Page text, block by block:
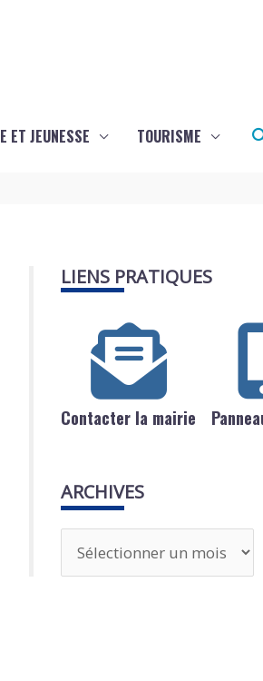
ET JEUNESSE TOURISME
LIENS PRATIQUES
Contacter la mairie
ARCHIVES
r